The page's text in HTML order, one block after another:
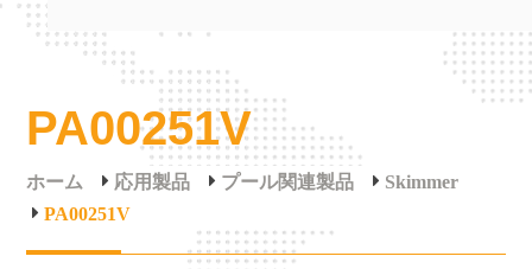
PA00251V
ホーム 応用製品 プール関連製品
Skimmer
PA00251V